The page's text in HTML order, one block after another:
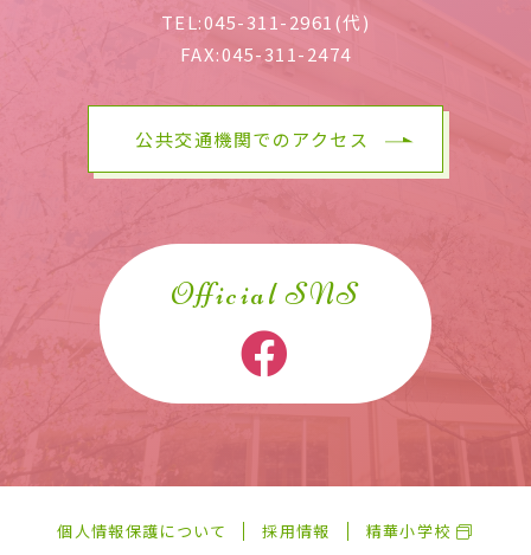
TEL:045-311-2961(代)
FAX:045-311-2474
公共交通機関でのアクセス
Official SNS
個人情報保護について 採用情報 精華小学校